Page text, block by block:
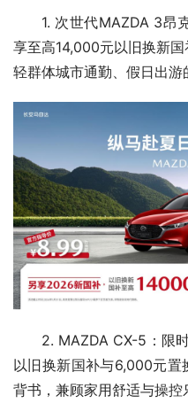
1. 次世代MAZDA 3
享至高14,000元以旧换新
轻群体城市通勤、假日出游
2. MAZDA CX-5：限
以旧换新国补与6,000元
背书，兼顾家用舒适与操控